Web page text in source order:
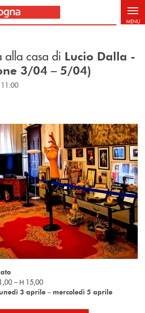
MENU
alla casa di Lucio Dalla -
3/04 – 5/04)
– H 15,00
3 aprile – mercoledì 5 aprile